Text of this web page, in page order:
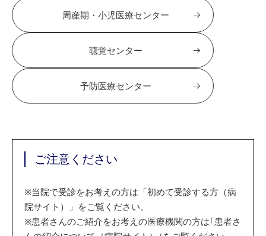
周産期・小児医療センター
聴覚センター
予防医療センター
ご注意ください
※当院で受診をお考えの方は「初めて受診する方（病
院サイト）」をご覧ください。
※患者さんのご紹介をお考えの医療機関の方は｢患者さ